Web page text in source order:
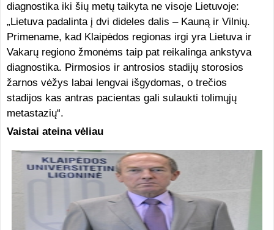
diagnostika iki šių metų taikyta ne visoje Lietuvoje:
„Lietuva padalinta į dvi dideles dalis – Kauną ir Vilnių.
Primename, kad Klaipėdos regionas irgi yra Lietuva ir
Vakarų regiono žmonėms taip pat reikalinga ankstyva
diagnostika. Pirmosios ir antrosios stadijų storosios
žarnos vėžys labai lengvai išgydomas, o trečios
stadijos kas antras pacientas gali sulaukti tolimųjų
metastazių“.
Vaistai ateina vėliau